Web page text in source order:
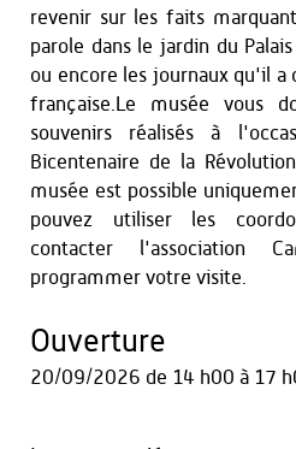
revenir sur les faits
parole dans le jardin du
ou encore les journaux qu'il a
française.Le musée vous
souvenirs réalisés à
Bicentenaire de la
musée est possible
pouvez utiliser les
contacter l'association
programmer votre visite.
Ouverture
20/09/2026 de 14 h00 à 17